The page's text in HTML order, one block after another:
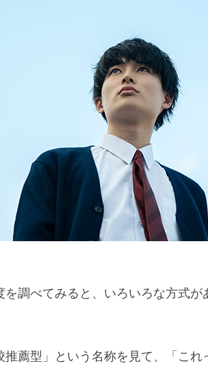
調べてみると、いろいろな方式が
推薦型」という名称を見て、「こ